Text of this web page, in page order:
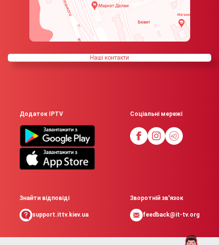
Нашi контакти
Додаток IPTV Соціальні мережі
Знайти відповіді
support.ittv.kiev.ua
Зворотній зв'язок
feedback@it-tv.org